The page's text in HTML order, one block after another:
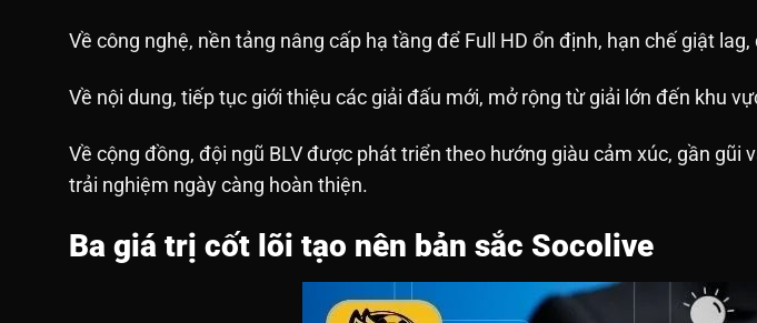
Về công nghệ, nền tảng nâng cấp hạ tầng để Full HD ổn định, hạn chế giật
Về nội dung, tiếp tục giới thiệu các giải đấu mới, mở rộng từ giải lớn đến khu
Về cộng đồng, đội ngũ BLV được phát triển theo hướng giàu cảm xúc, gần
trải nghiệm ngày càng hoàn thiện.
Ba giá trị cốt lõi tạo nên bản sắc Socolive